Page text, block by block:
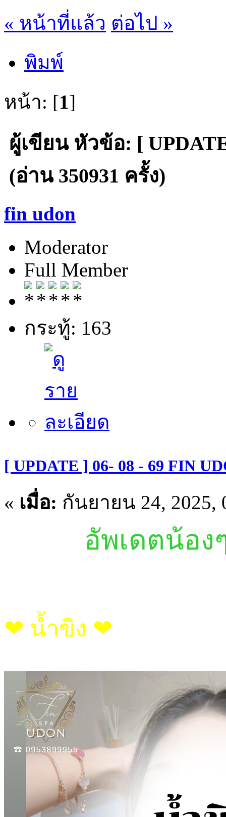
« หน้าที่แล้ว ต่อไป »
พิมพ์
หน้า: [1]
ผู้เขียนหัวข้อ: [
(อ่าน 350931 ครั้ง)
fin udon
Moderator
Full Member
กระทู้: 163
[ UPDATE ] 06- 08 - 69 FIN
« เมื่อ: กันยายน 24, 2025,
อัพเดตน้อง
❤︎ น้ำขิง ❤︎